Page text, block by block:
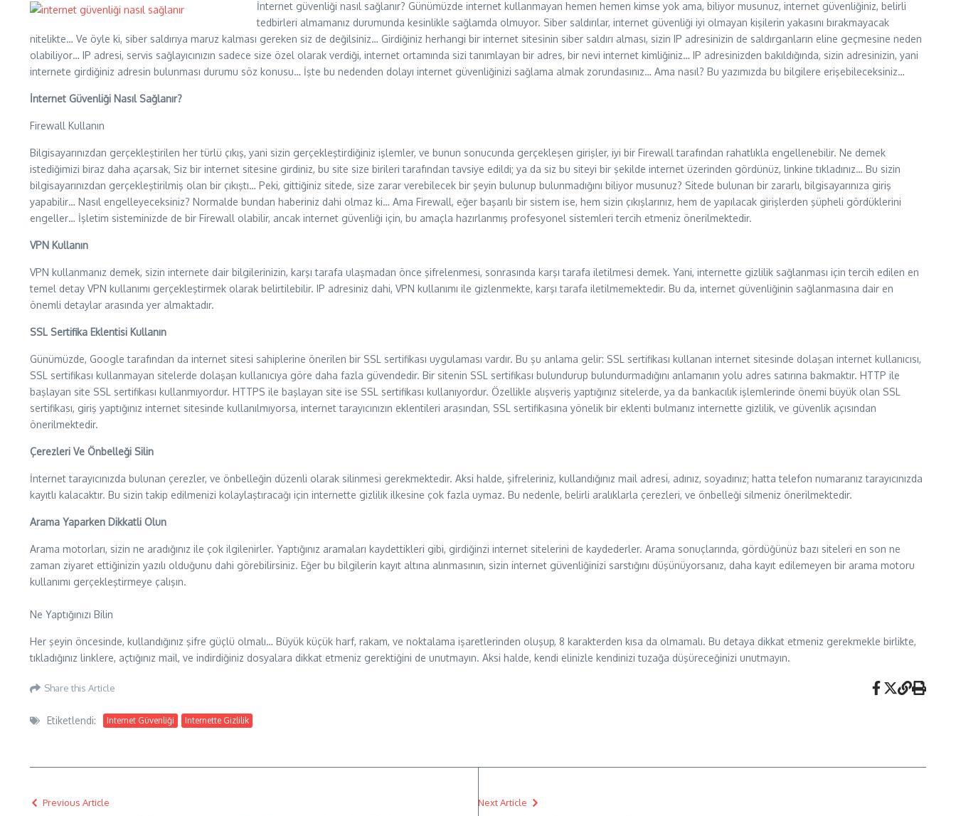
İnternet güvenliği nasıl sağlanır? Günümüzde internet kullanmayan hemen hemen kimse yok ama, biliyor musunuz, internet güvenliğiniz, belirli
tedbirleri almamanız durumunda kesinlikle sağlamda olmuyor. Siber saldırılar, internet güvenliği iyi olmayan kişilerin yakasını bırakmayacak
nitelikte… Ve öyle ki, siber saldırıya maruz kalması gereken siz de değilsiniz… Girdiğiniz herhangi bir internet sitesinin siber saldırı alması, sizin IP adresinizin de saldırganların eline geçmesine neden
olabiliyor… IP adresi, servis sağlayıcınızın sadece size özel olarak verdiği, internet ortamında sizi tanımlayan bir adres, bir nevi internet kimliğiniz… IP adresinizden bakıldığında, sizin adresinizin, yani
internete girdiğiniz adresin bulunması durumu söz konusu… İşte bu nedenden dolayı internet güvenliğinizi sağlama almak zorundasınız… Ama nasıl? Bu yazımızda bu bilgilere erişebileceksiniz…
İnternet Güvenliği Nasıl Sağlanır?
Firewall Kullanın
Bilgisayarınızdan gerçekleştirilen her türlü çıkış, yani sizin gerçekleştirdiğiniz işlemler, ve bunun sonucunda gerçekleşen girişler, iyi bir Firewall tarafından rahatlıkla engellenebilir. Ne demek
istediğimizi biraz daha açarsak, Siz bir internet sitesine girdiniz, bu site size birileri tarafından tavsiye edildi; ya da siz bu siteyi bir şekilde internet üzerinden gördünüz, linkine tıkladınız… Bu sizin
bilgisayarınızdan gerçekleştirilmiş olan bir çıkıştı… Peki, gittiğiniz sitede, size zarar verebilecek bir şeyin bulunup bulunmadığını biliyor musunuz? Sitede bulunan bir zararlı, bilgisayarınıza giriş
yapabilir… Nasıl engelleyeceksiniz? Normalde bundan haberiniz dahi olmaz ki… Ama Firewall, eğer başarılı bir sistem ise, hem sizin çıkışlarınız, hem de yapılacak girişlerden şüpheli gördüklerini
engeller… İşletim sisteminizde de bir Firewall olabilir, ancak internet güvenliği için, bu amaçla hazırlanmış profesyonel sistemleri tercih etmeniz önerilmektedir.
VPN Kullanın
VPN kullanmanız demek, sizin internete dair bilgilerinizin, karşı tarafa ulaşmadan önce şifrelenmesi, sonrasında karşı tarafa iletilmesi demek. Yani, internette gizlilik sağlanması için tercih edilen en
temel detay VPN kullanımı gerçekleştirmek olarak belirtilebilir. IP adresiniz dahi, VPN kullanımı ile gizlenmekte, karşı tarafa iletilmemektedir. Bu da, internet güvenliğinin sağlanmasına dair en
önemli detaylar arasında yer almaktadır.
SSL Sertifika Eklentisi Kullanın
Günümüzde, Google tarafından da internet sitesi sahiplerine önerilen bir SSL sertifikası uygulaması vardır. Bu şu anlama gelir: SSL sertifikası kullanan internet sitesinde dolaşan internet kullanıcısı,
SSL sertifikası kullanmayan sitelerde dolaşan kullanıcıya göre daha fazla güvendedir. Bir sitenin SSL sertifikası bulundurup bulundurmadığını anlamanın yolu adres satırına bakmaktır. HTTP ile
başlayan site SSL sertifikası kullanmıyordur. HTTPS ile başlayan site ise SSL sertifikası kullanıyordur. Özellikle alışveriş yaptığınız sitelerde, ya da bankacılık işlemlerinde önemi büyük olan SSL
sertifikası, giriş yaptığınız internet sitesinde kullanılmıyorsa, internet tarayıcınızın eklentileri arasından, SSL sertifikasına yönelik bir eklenti bulmanız internette gizlilik, ve güvenlik açısından
önerilmektedir.
Çerezleri Ve Önbelleği Silin
İnternet tarayıcınızda bulunan çerezler, ve önbelleğin düzenli olarak silinmesi gerekmektedir. Aksi halde, şifreleriniz, kullandığınız mail adresi, adınız, soyadınız; hatta telefon numaranız tarayıcınızda
kayıtlı kalacaktır. Bu sizin takip edilmenizi kolaylaştıracağı için internette gizlilik ilkesine çok fazla uymaz. Bu nedenle, belirli aralıklarla çerezleri, ve önbelleği silmeniz önerilmektedir.
Arama Yaparken Dikkatli Olun
Arama motorları, sizin ne aradığınız ile çok ilgilenirler. Yaptığınız aramaları kaydettikleri gibi, girdiğinzi internet sitelerini de kaydederler. Arama sonuçlarında, gördüğünüz bazı siteleri en son ne
zaman ziyaret ettiğinizin yazılı olduğunu dahi görebilirsiniz. Eğer bu bilgilerin kayıt altına alınmasının, sizin internet güvenliğinizi sarstığını düşünüyorsanız, daha kayıt edilemeyen bir arama motoru
kullanımı gerçekleştirmeye çalışın.
Ne Yaptığınızı Bilin
Her şeyin öncesinde, kullandığınız şifre güçlü olmalı… Büyük küçük harf, rakam, ve noktalama işaretlerinden oluşup, 8 karakterden kısa da olmamalı. Bu detaya dikkat etmeniz gerekmekle birlikte,
tıkladığınız linklere, açtığınız mail, ve indirdiğiniz dosyalara dikkat etmeniz gerektiğini de unutmayın. Aksi halde, kendi elinizle kendinizi tuzağa düşüreceğinizi unutmayın.
Share this Article
Etiketlendi: Internet Güvenliği Internette Gizlilik
Previous Article Next Article